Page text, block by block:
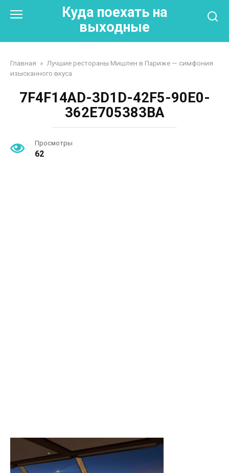
Куда поехать на
выходные
Главная » Лучшие рестораны Мишлен в Париже — симфония
изысканного вкуса
7F4F14AD-3D1D-42F5-90E0-
362E705383BA
Просмотры
62